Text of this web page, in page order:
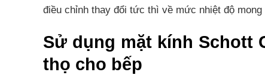
điều chỉnh thay đổi tức thì về mức nhiệt độ mong
Sử dụng mặt kính Schott
thọ cho bếp